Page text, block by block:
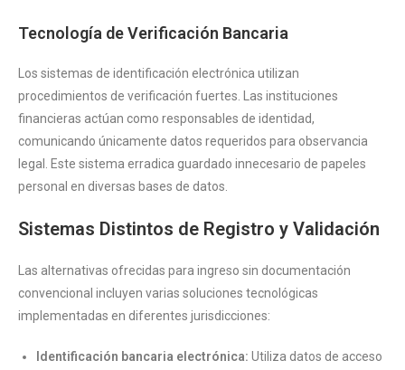
Tecnología de Verificación Bancaria
Los sistemas de identificación electrónica utilizan
procedimientos de verificación fuertes. Las instituciones
financieras actúan como responsables de identidad,
comunicando únicamente datos requeridos para observancia
legal. Este sistema erradica guardado innecesario de papeles
personal en diversas bases de datos.
Sistemas Distintos de Registro y Validación
Las alternativas ofrecidas para ingreso sin documentación
convencional incluyen varias soluciones tecnológicas
implementadas en diferentes jurisdicciones:
Identificación bancaria electrónica: Utiliza datos de acceso